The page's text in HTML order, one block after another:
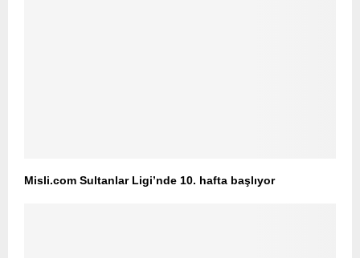
Misli.com Sultanlar Ligi’nde 10. hafta başlıyor